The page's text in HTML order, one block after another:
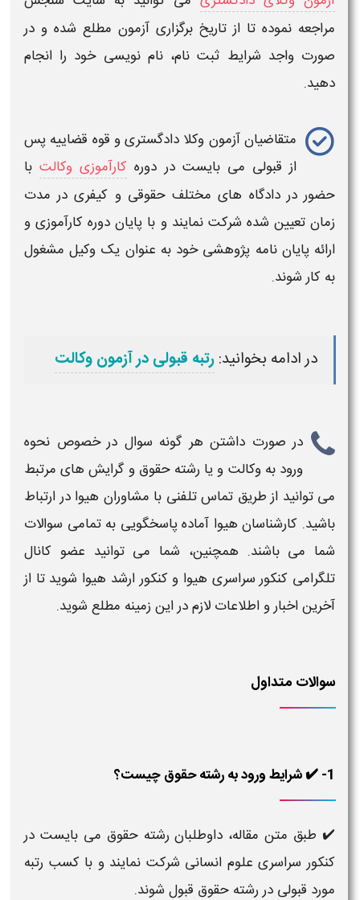
مراجعه نموده تا از تاریخ برگزاری آزمون مطلع شده و در
صورت واجد شرایط ثبت نام، نام نویسی خود را انجام
دهید.
متقاضیانآزمون وکلا دادگستری و قوه قضاییه پس
از قبولی می بایست در دوره کارآموزی وکالتبا
حضور در دادگاه های مختلفحقوقی و کیفریدر مدت
زمان تعیین شده شرکت نمایند و با پایان دورهکارآموزی و
ارائه پایان نامه پژوهشی خود به عنوان یک وکیلمشغول
به کار شوند.
در ادامه بخوانید:رتبه قبولی در آزمون وکالت
در صورت داشتن هر گونه سوال در خصوص نحوه
ورود به وکالت و یا رشته حقوقو گرایش های مرتبط
می توانید از طریق تماس تلفنی با مشاوران هیوا در ارتباط
باشید. کارشناسان هیوا آماده پاسخگویی به تمامی سوالات
شما می باشند. همچنین، شما می توانید عضو کانال
تلگرامی کنکور سراسری هیوا و کنکور ارشد هیوا شوید تا از
آخرین اخبار و اطلاعات لازم در این زمینه مطلع شوید.
سوالات متداول
1- ✔️ شرایط ورود به رشته حقوق چیست؟
✔️ طبق متن مقاله، داوطلبان رشته حقوق می بایست در
کنکور سراسری علوم انسانی شرکت نمایند و با کسب رتبه
مورد قبولی در رشته حقوق قبول شوند.